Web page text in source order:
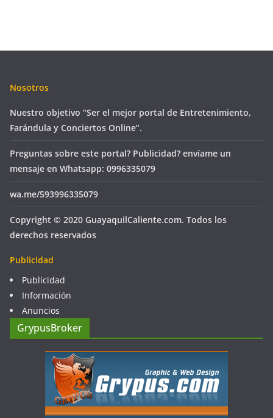
Nosotros
Nuestro objetivo “Ser el mejor portal de Entretenimiento,
Farándula y Conciertos Online”.
Preguntas sobre este portal? Publicidad? envíame un
mensaje en Whatsapp: 0996335079
wa.me/593996335079
Copyright © 2020 GuayaquilCaliente.com. Todos los
derechos reservados
Publicidad
Publicidad
Información
Anuncios
GrypusBroker